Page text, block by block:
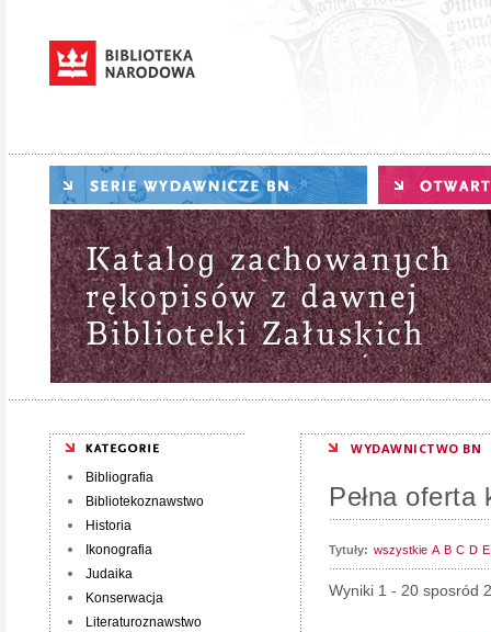
Bibliografia
Bibliotekoznawstwo
Historia
Ikonografia
Judaika
Konserwacja
Literaturoznawstwo
WYDAWNICTWO BN
Pełna oferta
Tytuły: wszystkie A B C D E
Wyniki 1 - 20 sposród